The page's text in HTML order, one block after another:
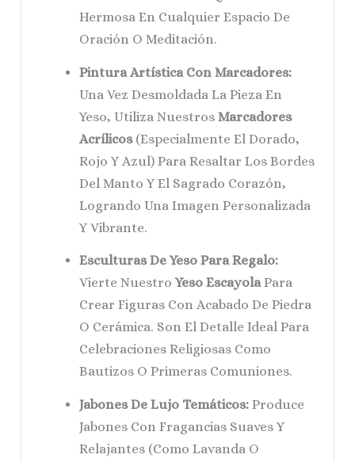
Hermosa En Cualquier Espacio De
Oración O Meditación.
Pintura Artística Con Marcadores:
Una Vez Desmoldada La Pieza En
Yeso, Utiliza NuestrosMarcadores
Acrílicos(especialmente El Dorado,
Rojo Y Azul) Para Resaltar Los Bordes
Del Manto Y El Sagrado Corazón,
Logrando Una Imagen Personalizada
Y Vibrante.
Esculturas De Yeso Para Regalo:
Vierte NuestroYeso EscayolaPara
Crear Figuras Con Acabado De Piedra
O Cerámica. Son El Detalle Ideal Para
Celebraciones Religiosas Como
Bautizos O Primeras Comuniones.
Jabones De Lujo Temáticos: Produce
Jabones Con Fragancias Suaves Y
Relajantes (como Lavanda O